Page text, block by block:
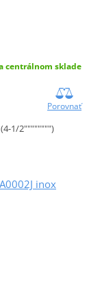
centrálnom sklade
Porovnať
1/2"""""""")
inox